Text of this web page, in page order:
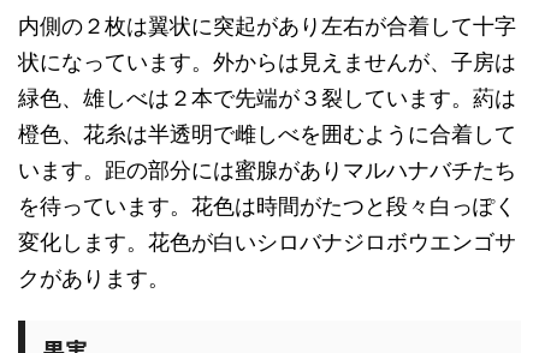
内側の２枚は翼状に突起があり左右が合着して十字
状になっています。外からは見えませんが、子房は
緑色、雄しべは２本で先端が３裂しています。葯は
橙色、花糸は半透明で雌しべを囲むように合着して
います。距の部分には蜜腺がありマルハナバチたち
を待っています。花色は時間がたつと段々白っぽく
変化します。花色が白いシロバナジロボウエンゴサ
クがあります。